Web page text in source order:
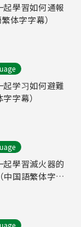
學習如何通報
体字字幕）
学习如何避難
字幕）
學習滅火器的
中国語繁体字字